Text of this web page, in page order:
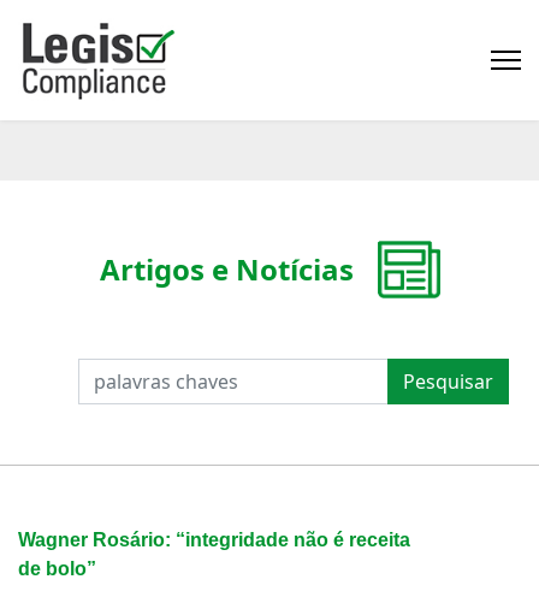
PESQUISAR Pesquisar
Artigos e Notícias
Wagner Rosário: “integridade não é receita
de bolo”